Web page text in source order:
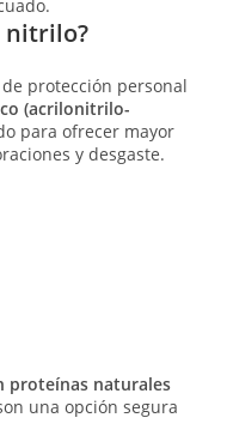
nitrilo?
protección personal
(acrilonitrilo-
para ofrecer mayor
y desgaste.
proteínas naturales
una opción segura